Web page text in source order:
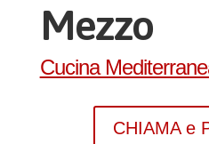
Mezzo
Cucina
CHIAMA e